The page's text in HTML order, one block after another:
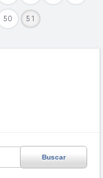
50 51
Buscar